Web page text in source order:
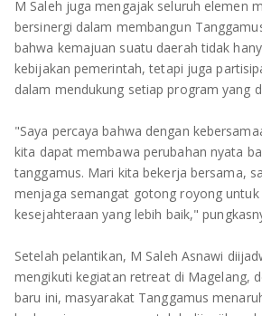
M Saleh juga mengajak seluruh elemen
bersinergi dalam membangun
bahwa kemajuan suatu daerah tidak
kebijakan pemerintah, tetapi juga
dalam mendukung setiap program yang
"Saya percaya bahwa dengan
kita dapat membawa perubahan nyata
tanggamus. Mari kita bekerja bersama,
menjaga semangat gotong royong untuk
kesejahteraan yang lebih baik,"
Setelah pelantikan, M Saleh Asnawi
mengikuti kegiatan retreat di Magelang,
baru ini, masyarakat Tanggamus